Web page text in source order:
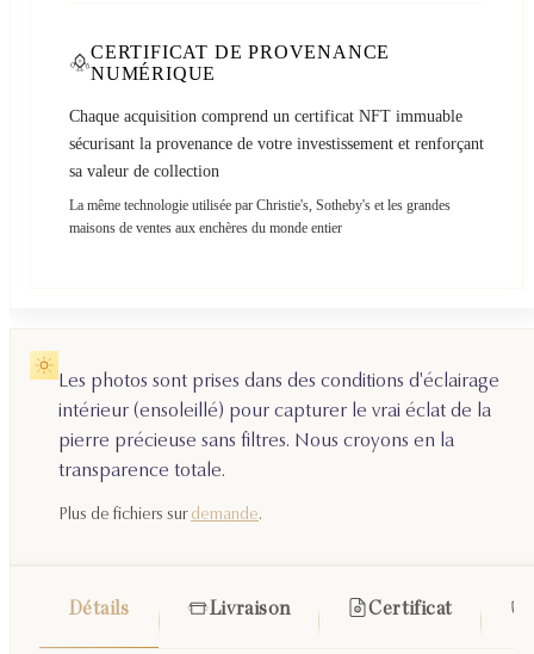
CERTIFICAT DE PROVENANCE
NUMÉRIQUE
Chaque acquisition comprend un certificat NFT immuable
sécurisant la provenance de votre investissement et renforçant
sa valeur de collection
La même technologie utilisée par Christie's, Sotheby's et les grandes
maisons de ventes aux enchères du monde entier
Les photos sont prises dans des conditions d'éclairage
intérieur (ensoleillé) pour capturer le vrai éclat de la
pierre précieuse sans filtres. Nous croyons en la
transparence totale.
Plus de fichiers sur demande.
Détails Livraison Certificat